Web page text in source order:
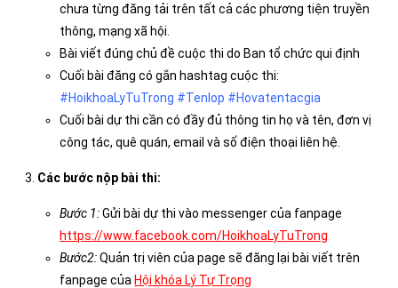
chưa từng đăng tải trên tất cả các phương tiện truyền
thông, mạng xã hội.
Bài viết đúng chủ đề cuộc thi do Ban tổ chức qui định
Cuối bài đăng có gắn hashtag cuộc thi:
#HoikhoaLyTuTrong #Tenlop #Hovatentacgia
Cuối bài dự thi cần có đầy đủ thông tin họ và tên, đơn vị
công tác, quê quán, email và số điện thoại liên hệ.
Các bước nộp bài thi:
Bước 1:Gửi bài dự thi vào messenger của fanpage
https://www.facebook.com/HoikhoaLyTuTrong
Bước2:Quản trị viên của page sẽ đăng lại bài viết trên
fanpage của Hội khóa Lý Tự Trọng